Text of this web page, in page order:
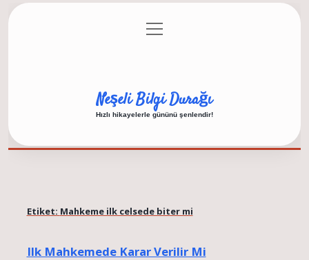
Gizlilik Politikası
menüyü
aç
Neşeli Bilgi Durağı
Hızlı hikayelerle gününü şenlendir!
Etiket: Mahkeme ilk celsede biter mi
Ilk Mahkemede Karar Verilir Mi